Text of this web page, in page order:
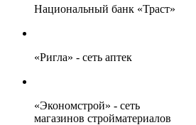
Национальный банк «Траст»
«Ригла» - сеть аптек
«Экономстрой» - сеть
магазинов стройматериалов